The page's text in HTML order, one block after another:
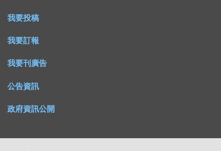
我要投稿
我要訂報
我要刊廣告
公告資訊
政府資訊公開